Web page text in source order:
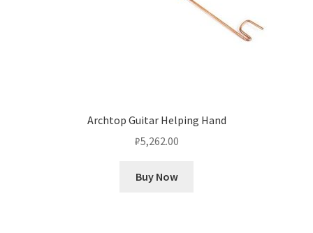
Archtop Guitar Helping Hand
₽5,262.00
Buy Now